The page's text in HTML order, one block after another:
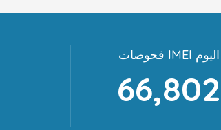
فحوصات IMEI اليوم
66,802